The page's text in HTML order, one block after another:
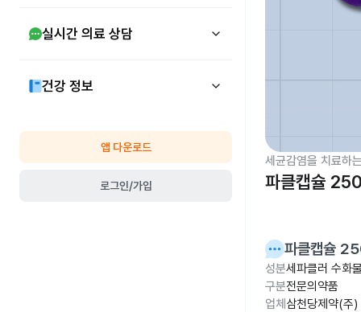
실시간 의료 상담
건강 정보
앱 다운로드
로그인/가입
세균감염을 치료하
파클캡슐
파클캡슐
성분세파클러 수화
구분전문의약품
업체 삼천당제약(주)